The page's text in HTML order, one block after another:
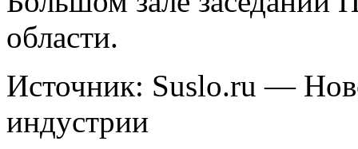
области.
Источник: Suslo.ru —
индустрии